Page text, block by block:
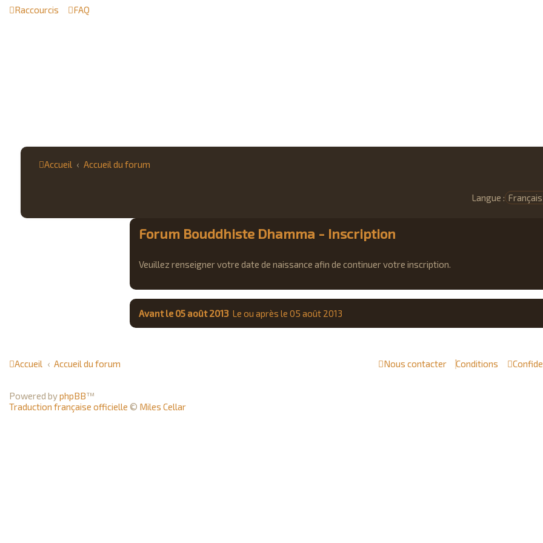
Raccourcis FAQ
Accueil Accueil du forum
Langue :
Forum Bouddhiste Dhamma - Inscription
Veuillez renseigner votre date de naissance afin de continuer votre inscription.
Avant le 05 août 2013 Le ou après le 05 août 2013
Accueil Accueil du forum Conditions
Nous contacter
Powered byphpBB™
Traduction française officielle © Miles Cellar